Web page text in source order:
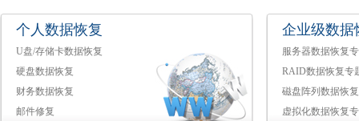
个人数据恢复
U盘/存储卡数据恢复
硬盘数据恢复
财务数据恢复
邮件修复
企业级数据
服务器数据恢复
RAID数据恢复专
磁盘阵列数据恢
虚拟化数据恢复